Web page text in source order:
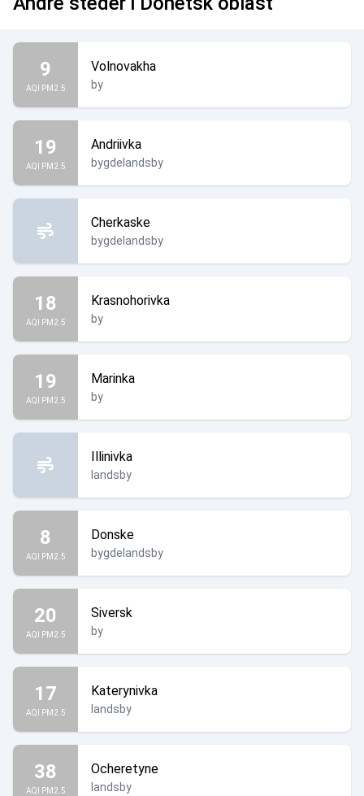
9
AQI PM2.5
Volnovakha
by
19
AQI PM2.5
Andriivka
bygdelandsby
Cherkaske
bygdelandsby
18
AQI PM2.5
Krasnohorivka
by
19
AQI PM2.5
Marinka
by
Illinivka
landsby
8
AQI PM2.5
Donske
bygdelandsby
20
AQI PM2.5
Siversk
by
17
AQI PM2.5
Katerynivka
landsby
38
AQI PM2.5
Ocheretyne
landsby